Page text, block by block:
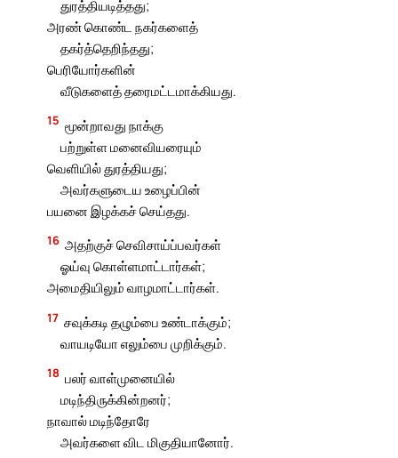
துரத்தியடித்தது;
அரண் கொண்ட நகர்களைத்
தகர்த்தெறிந்தது;
பெரியோர்களின்
வீடுகளைத் தரைமட்டமாக்கியது.
15 மூன்றாவது நாக்கு
பற்றுள்ள மனைவியரையும்
வெளியில் துரத்தியது;
அவர்களுடைய உழைப்பின்
பயனை இழக்கச் செய்தது.
16 அதற்குச் செவிசாய்ப்பவர்கள்
ஓய்வு கொள்ளமாட்டார்கள்;
அமைதியிலும் வாழமாட்டார்கள்.
17 சவுக்கடி தழும்பை உண்டாக்கும்;
வாயடியோ எலும்பை முறிக்கும்.
18 பலர் வாள்முனையில்
மடிந்திருக்கின்றனர்;
நாவால் மடிந்தோரே
அவர்களை விட மிகுதியானோர்.